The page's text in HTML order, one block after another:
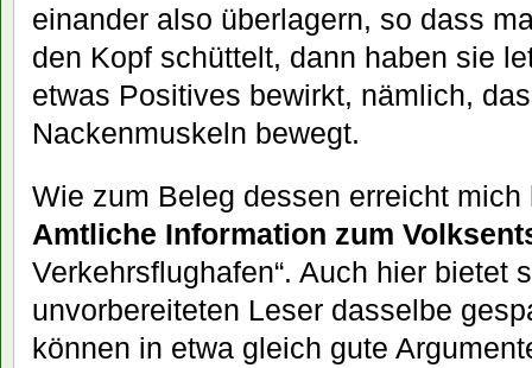
einander also überlagern, so dass
den Kopf schüttelt, dann haben sie
etwas Positives bewirkt, nämlich,
Nackenmuskeln bewegt.
Wie zum Beleg dessen erreicht mich
Amtliche Information zum
Verkehrsflughafen“. Auch hier bietet
unvorbereiteten Leser dasselbe
können in etwa gleich gute